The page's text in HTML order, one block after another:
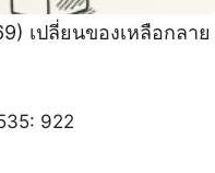
เปลี่ยนของเหลือกลาย
922